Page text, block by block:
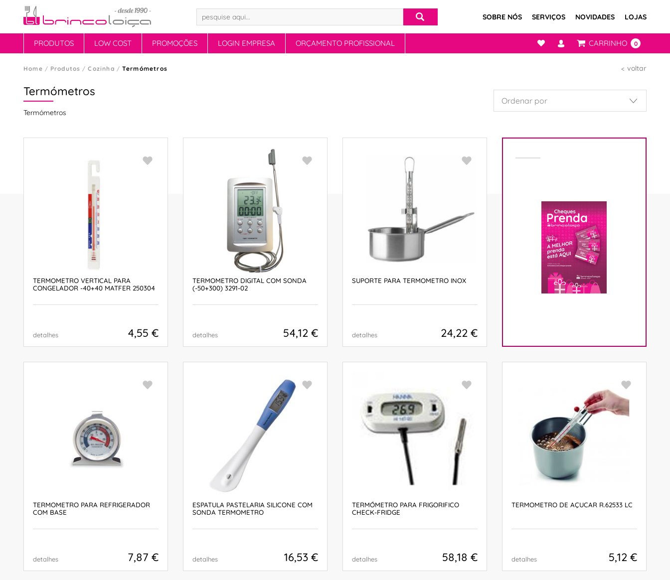
SOBRE NÓS SERVIÇOS NOVIDADES LOJAS
PRODUTOS LOW COST PROMOÇÕES LOGIN EMPRESA ORÇAMENTO PROFISSIONAL CARRINHO 0
Home Produtos Cozinha Termómetros voltar
Termómetros
Termómetros
TERMOMETRO VERTICAL PARA
CONGELADOR -40+40 MATFER 250304
detalhes 4,55 €
COMPRAR
TERMOMETRO DIGITAL COM SONDA
(-50+300) 3291-02
detalhes 54,12 €
COMPRAR
SUPORTE PARA TERMOMETRO INOX
detalhes 24,22 €
COMPRAR
TERMOMETRO PARA REFRIGERADOR
COM BASE
detalhes 7,87 €
ESPATULA PASTELARIA SILICONE COM
SONDA TERMOMETRO
detalhes 16,53 €
TERMÓMETRO PARA FRIGORIFICO
CHECK-FRIDGE
detalhes 58,18 €
TERMOMETRO DE AÇUCAR R.62533 LC
detalhes 5,12 €